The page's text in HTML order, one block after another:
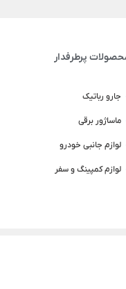
پرطرفدار
جارو رباتیک
ماساژور برقی
لوازم جانبی خودرو
لوازم کمپینگ و سفر